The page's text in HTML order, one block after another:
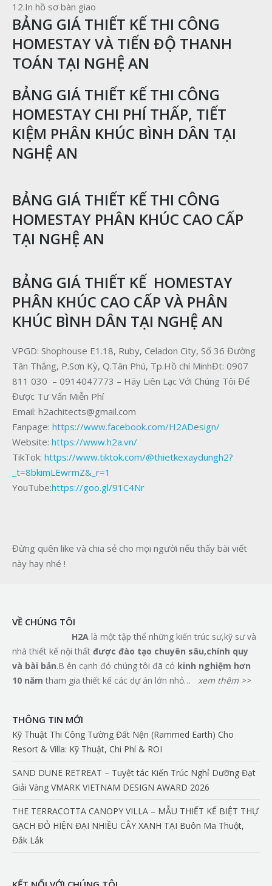
12.In hồ sơ bàn giao
BẢNG GIÁ THIẾT KẾ THI CÔNG
HOMESTAY VÀ TIẾN ĐỘ THANH
TOÁN TẠI NGHỆ AN
BẢNG GIÁ THIẾT KẾ THI CÔNG
HOMESTAY CHI PHÍ THẤP, TIẾT
KIỆM PHÂN KHÚC BÌNH DÂN TẠI
NGHỆ AN
BẢNG GIÁ THIẾT KẾ THI CÔNG
HOMESTAY PHÂN KHÚC CAO CẤP
TẠI NGHỆ AN
BẢNG GIÁ THIẾT KẾ HOMESTAY
PHÂN KHÚC CAO CẤP VÀ PHÂN
KHÚC BÌNH DÂN TẠI NGHỆ AN
VPGD: Shophouse E1.18, Ruby, Celadon City, Số 36 Đường
Tân Thắng, P.Sơn Kỳ, Q.Tân Phú, Tp.Hồ chí MinhĐt: 0907
811 030 – 0914047773 – Hãy Liên Lạc Với Chúng Tôi Để
Được Tư Vấn Miễn Phí
Email: h2achitects@gmail.com
Fanpage: https://www.facebook.com/H2ADesign/
Website: https://www.h2a.vn/
TikTok: https://www.tiktok.com/@thietkexaydungh2?
_t=8bkimLEwrmZ&_r=1
YouTube:https://goo.gl/91C4Nr
Đừng quên like và chia sẻ cho mọi người nếu thấy bài viết
này hay nhé !
VỀ CHÚNG TÔI
H2A là một tập thể những kiến trúc sư,kỹ sư và
nhà thiết kế nội thất được đào tạo chuyên sâu,chính quy
và bài bản.B ên cạnh đó chúng tôi đã có kinh nghiệm hơn
10 năm tham gia thiết kế các dự án lớn nhỏ… xem thêm >>
THÔNG TIN MỚI
Kỹ Thuật Thi Công Tường Đất Nện (Rammed Earth) Cho
Resort & Villa: Kỹ Thuật, Chi Phí & ROI
SAND DUNE RETREAT – Tuyệt tác Kiến Trúc Nghỉ Dưỡng Đạt
Giải Vàng VMARK VIETNAM DESIGN AWARD 2026
THE TERRACOTTA CANOPY VILLA – MẪU THIẾT KẾ BIỆT THỰ
GẠCH ĐỎ HIỆN ĐẠI NHIỀU CÂY XANH TẠI Buôn Ma Thuột,
Đắk Lắk